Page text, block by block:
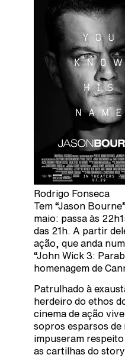
Rodrigo Fonseca
Tem “Jason
maio: passa às
das 21h. A partir
ação, que anda
“John Wick 3:
homenagem de
Patrulhado à
herdeiro do ethos
cinema de ação
sopros esparsos de
impuseram
as cartilhas do